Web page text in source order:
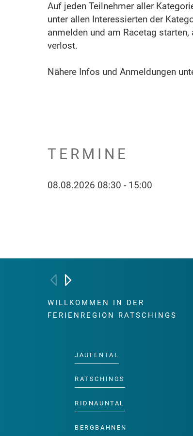
Auf jeden Teilnehmer aller
unter allen Interessierten der
anmelden und am Racetag
verlost.
Nähere Infos und Anmeldungen
TERMINE
08.08.2026 08:30 - 15:00
WILLKOMMEN IN DER
FERIENREGION RATSCHINGS
JAUFENTAL
RATSCHINGS
RIDNAUNTAL
BERGBAHNEN